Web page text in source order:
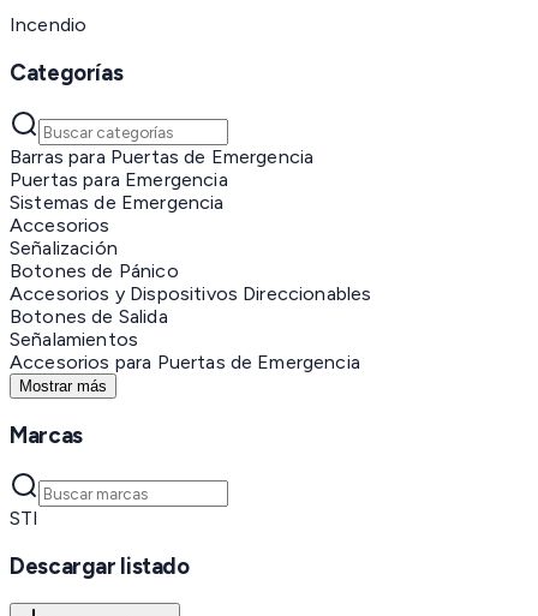
Incendio
Categorías
Barras para Puertas de Emergencia
Puertas para Emergencia
Sistemas de Emergencia
Accesorios
Señalización
Botones de Pánico
Accesorios y Dispositivos Direccionables
Botones de Salida
Señalamientos
Accesorios para Puertas de Emergencia
Mostrar más
Marcas
STI
Descargar listado